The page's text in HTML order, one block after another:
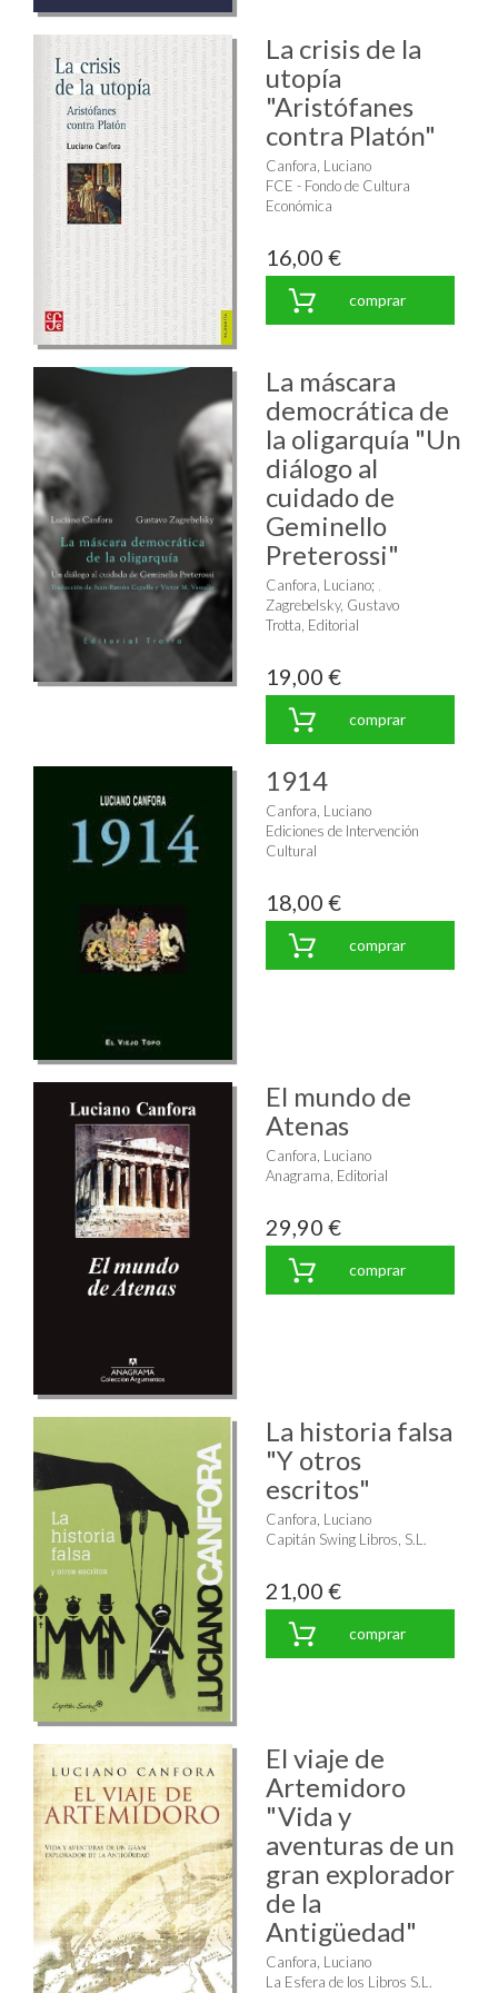
La crisis de la
utopía
"Aristófanes
contra Platón"
Canfora, Luciano
FCE - Fondo de Cultura
Económica
16,00 €
comprar
La máscara
democrática de
la oligarquía "Un
diálogo al
cuidado de
Geminello
Preterossi"
Canfora, Luciano;
Zagrebelsky, Gustavo
Trotta, Editorial
19,00 €
comprar
1914
Canfora, Luciano
Ediciones de Intervención
Cultural
18,00 €
comprar
El mundo de
Atenas
Canfora, Luciano
Anagrama, Editorial
29,90 €
comprar
La historia falsa
"Y otros
escritos"
Canfora, Luciano
Capitán Swing Libros, S.L.
21,00 €
comprar
El viaje de
Artemidoro
"Vida y
aventuras de un
gran explorador
de la
Antigüedad"
Canfora, Luciano
La Esfera de los Libros S.L.